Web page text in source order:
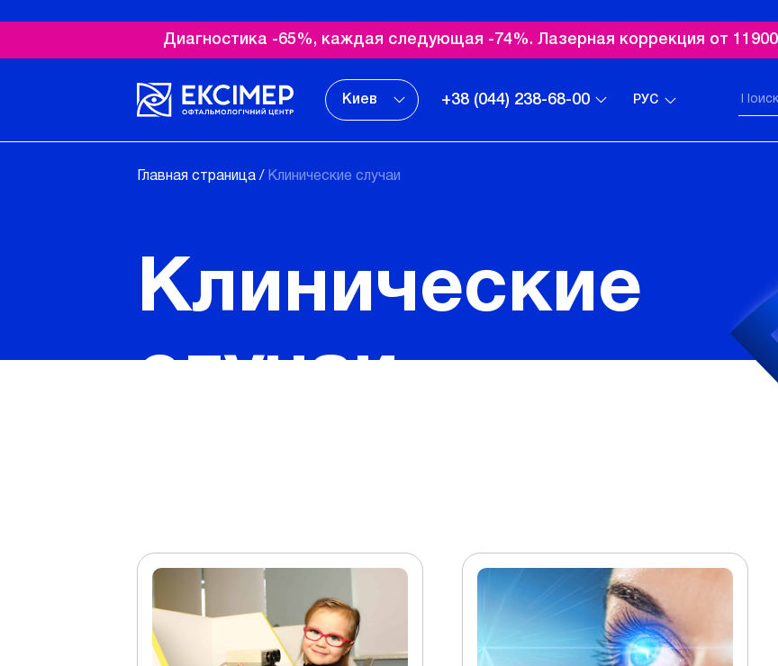
Диагностика -65%, каждая следующая -74%. Лазерная коррекция от
Киев +38 (044) 238-68-00 РУС
Главная страница/ Клинические случаи
Клинические
случаи